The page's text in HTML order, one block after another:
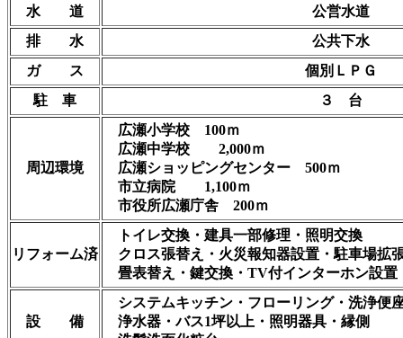
水 道
公営水道
排 水
公共下水
ガ ス
個別ＬＰＧ
駐 車
３ 台
周辺環境
広瀬小学校 100ｍ
広瀬中学校 2,000ｍ
広瀬ショッピングセンター 500ｍ
市立病院 1,100ｍ
市役所広瀬庁舎 200ｍ
リフォーム済
トイレ交換・建具一部修理・照明交換
クロス張替え・火災報知器設置・駐車場拡
畳表替え・鍵交換・TV付インターホン設置
設 備
システムキッチン・フローリング・洗浄便
浄水器・バス1坪以上・照明器具・縁側